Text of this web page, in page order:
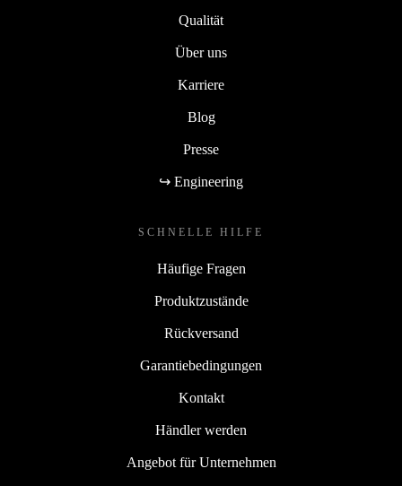
Qualität
Über uns
Karriere
Blog
Presse
↪ Engineering
SCHNELLE HILFE
Häufige Fragen
Produktzustände
Rückversand
Garantiebedingungen
Kontakt
Händler werden
Angebot für Unternehmen